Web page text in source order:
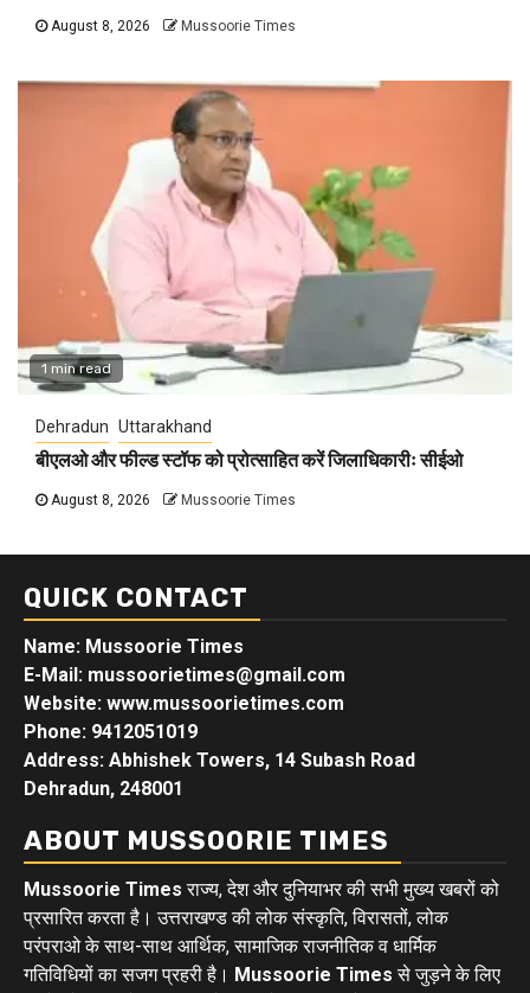
August 8, 2026 Mussoorie Times
1 min read
Dehradun Uttarakhand
बीएलओ और फील्ड स्टॉफ को प्रोत्साहित करें जिलाधिकारीः सीईओ
August 8, 2026 Mussoorie Times
QUICK CONTACT
Name: Mussoorie Times
E-Mail: mussoorietimes@gmail.com
Website: www.mussoorietimes.com
Phone: 9412051019
Address: Abhishek Towers, 14 Subash Road
Dehradun, 248001
ABOUT MUSSOORIE TIMES
Mussoorie Times राज्य, देश और दुनियाभर की सभी मुख्य खबरों को
प्रसारित करता है। उत्तराखण्ड की लोक संस्कृति, विरासतों, लोक
परंपराओ के साथ-साथ आर्थिक, सामाजिक राजनीतिक व धार्मिक
गतिविधियों का सजग प्रहरी है। Mussoorie Times से जुड़ने के लिए